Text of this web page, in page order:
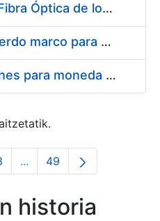
Conexión mediante Fibra Óptica de los Centros de Proceso de Datos (CPDs) de las sedes de la FNMT-RCM de Burgos y Madrid
Contratación de acuerdo marco para el Suministro de Material de Electricidad para la Fábrica Nacional de Moneda y Timbre-Real Casa de la Moneda en su centro de trabajo de Burgos
Suministro de estuches para moneda de 30 €
...Intermediate Pages Use
Orrialdea
49
historia